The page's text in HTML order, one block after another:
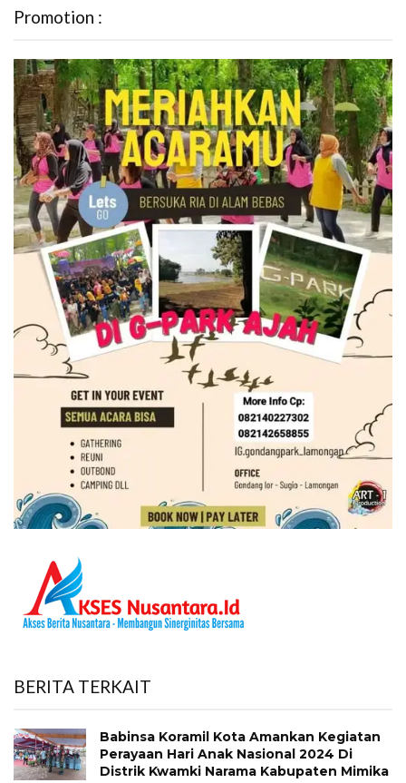
Promotion :
BERITA TERKAIT
Babinsa Koramil Kota Amankan Kegiatan
Perayaan Hari Anak Nasional 2024 Di
Distrik Kwamki Narama Kabupaten Mimika